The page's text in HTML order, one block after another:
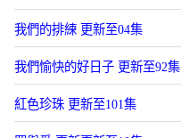
我們的排練 更新至04集
我們愉快的好日子 更新至92集
紅色珍珠 更新至101集